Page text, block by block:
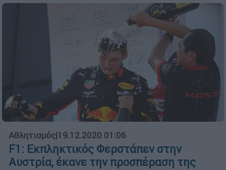
Αθλητισμός|19.12.2020 01:06
F1: Εκπληκτικός Φερστάπεν στην
Αυστρία, έκανε την προσπέραση της